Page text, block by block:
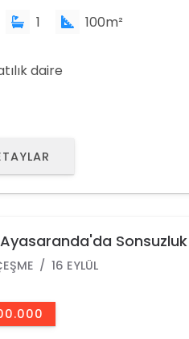
1 100m²
daire
Sonsuzluk
16 EYLÜL